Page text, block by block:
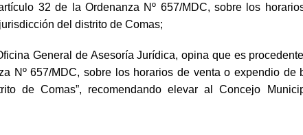
32 de la Ordenanza Nº 657/MDC, sobre los
del distrito de Comas;
General de Asesoría Jurídica, opina que es
Nº 657/MDC, sobre los horarios de venta o expendio de
de Comas”, recomendando elevar al Concejo